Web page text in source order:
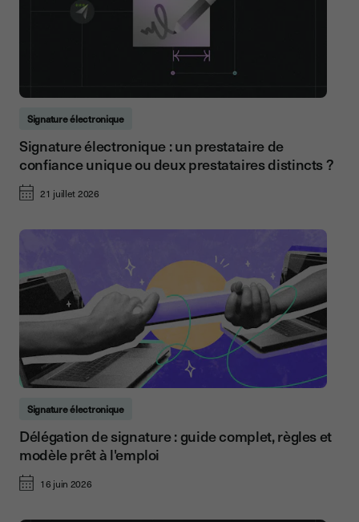
Signature électronique
Signature électronique : un prestataire de
confiance unique ou deux prestataires distincts ?
21 juillet 2026
Signature électronique
Délégation de signature : guide complet, règles et
modèle prêt à l'emploi
16 juin 2026